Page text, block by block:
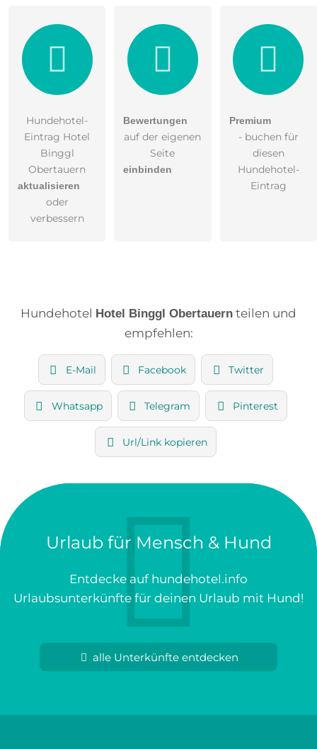
Hundehotel-
Eintrag Hotel
Binggl
Obertauern
aktualisieren
oder
verbessern
Bewertungen
auf der eigenen
Seite
einbinden
Premium
- buchen für
diesen
Hundehotel-
Eintrag
Hundehotel Hotel Binggl Obertauern teilen und
empfehlen:
E-Mail Facebook Twitter
Whatsapp Telegram Pinterest
Url/Link kopieren
Urlaub für Mensch & Hund
Entdecke auf hundehotel.info
Urlaubsunterkünfte für deinen Urlaub mit Hund!
alle Unterkünfte entdecken